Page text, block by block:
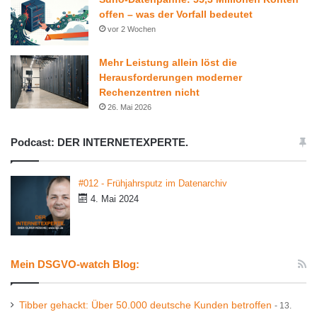
offen – was der Vorfall bedeutet
vor 2 Wochen
Mehr Leistung allein löst die
Herausforderungen moderner
Rechenzentren nicht
26. Mai 2026
Podcast: DER INTERNETEXPERTE.
#012 - Frühjahrsputz im Datenarchiv
4. Mai 2024
Mein DSGVO-watch Blog:
Tibber gehackt: Über 50.000 deutsche Kunden betroffen
13.